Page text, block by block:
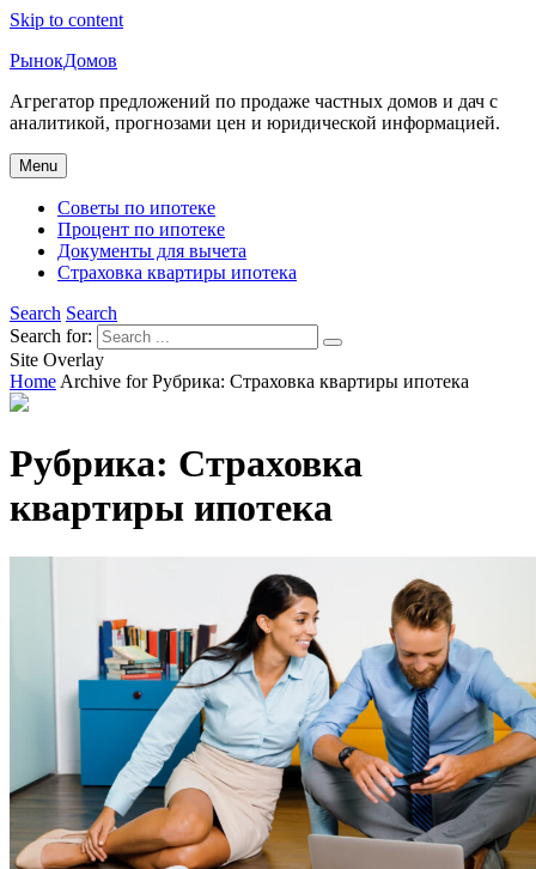
Skip to content
РынокДомов
Агрегатор предложений по продаже частных домов и дач с
аналитикой, прогнозами цен и юридической информацией.
Menu
Советы по ипотеке
Процент по ипотеке
Документы для вычета
Страховка квартиры ипотека
Search Search
Search for:
Site Overlay
Home Archive forРубрика: Страховка квартиры ипотека
Рубрика: Страховка
квартиры ипотека